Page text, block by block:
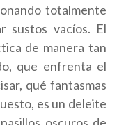
totalmente
sustos vacíos. El
de manera tan
que enfrenta el
qué fantasmas
es un deleite